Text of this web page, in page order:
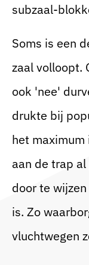
subzaal-
Soms is een
zaal volloopt.
ook 'nee'
drukte bij
het
aan de trap
door te
is. Zo
vluchtwegen